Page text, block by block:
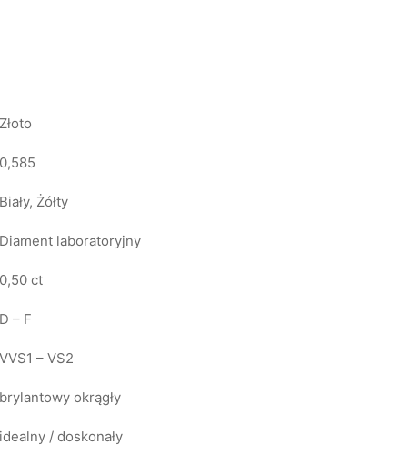
Złoto
0,585
Biały, Żółty
Diament laboratoryjny
0,50 ct
D – F
VVS1 – VS2
brylantowy okrągły
idealny / doskonały